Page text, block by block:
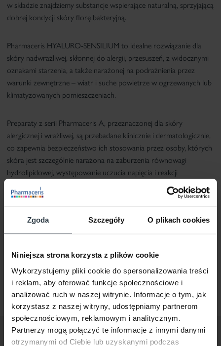
Zgoda Szczegóły O plikach cookies
Niniejsza strona korzysta z plików cookie
Wykorzystujemy pliki cookie do spersonalizowania treści
i reklam, aby oferować funkcje społecznościowe i
analizować ruch w naszej witrynie. Informacje o tym, jak
korzystasz z naszej witryny, udostępniamy partnerom
społecznościowym, reklamowym i analitycznym.
Partnerzy mogą połączyć te informacje z innymi danymi
otrzymanymi od Ciebie lub uzyskanymi podczas
w składzie znajdziemy substancje wspierające naturalną, sprzyjającą
dobrej kondycji skóry florę bakteryjną.
Pharmaceris HYALURO-SENSILIUM to idealne rozwiązanie dla
skóry nadwrażliwej, skłonnej do alergii, przesuszeń, z widocznymi
oznakami starzenia, a także narażonej na podrażnienia przez
warunki zewnętrzne – wiatr i suche powietrze w ogrzewanych lub
klimatyzowanych pomieszczeniach.
Preparaty z serii Pharmaceris A, przeznaczonej dla skóry
alergicznej i wrażliwej, są przebadane klinicznie i dermatologicznie,
co zapewnia bezpieczeństwo ich stosowania przez osoby, których
skóra jest szczególnie narażona na zaburzenia równowagi
hydrolipidowej, występowanie uczucia napięcia i reakcji
uczuleniowych. Skuteczność działania kremu
HYALURO-
SENSILIUM potwierdzają badania in vivo wykonane w Centrum
wodnego kremu. Badania wykazują poprawę komfortu skóry,
zabezpieczenie jej przed wysuszaniem, wygładzenie, odżywienie,
tkanki.